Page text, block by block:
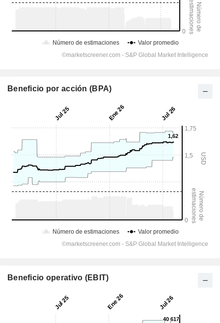
Beneficio por acción (BPA)
Beneficio operativo (EBIT)